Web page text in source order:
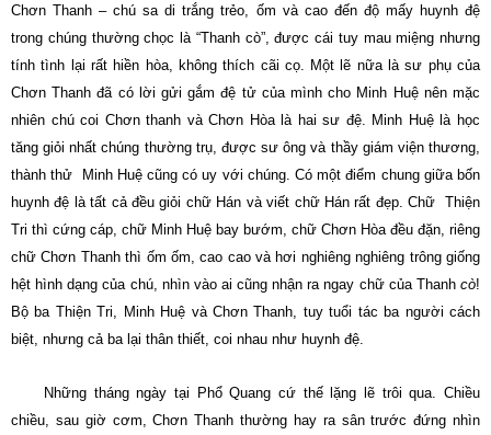
Chơn Thanh – chú sa di trắng trẻo, ốm và cao đến độ mấy huynh đệ
trong chúng thường chọc là “Thanh cò”, được cái tuy mau miệng nhưng
tính tình lại rất hiền hòa, không thích cãi cọ. Một lẽ nữa là sư phụ của
Chơn Thanh đã có lời gửi gắm đệ tử của mình cho Minh Huệ nên mặc
nhiên chú coi Chơn thanh và Chơn Hòa là hai sư đệ. Minh Huệ là học
tăng giỏi nhất chúng thường trụ, được sư ông và thầy giám viện thương,
thành thử Minh Huệ cũng có uy với chúng. Có một điểm chung giữa bốn
huynh đệ là tất cả đều giỏi chữ Hán và viết chữ Hán rất đẹp. Chữ Thiện
Tri thì cứng cáp, chữ Minh Huệ bay bướm, chữ Chơn Hòa đều đặn, riêng
chữ Chơn Thanh thì ốm ốm, cao cao và hơi nghiêng nghiêng trông giống
hệt hình dạng của chú, nhìn vào ai cũng nhận ra ngay chữ của Thanh cò!
Bộ ba Thiện Tri, Minh Huệ và Chơn Thanh, tuy tuổi tác ba người cách
biệt, nhưng cả ba lại thân thiết, coi nhau như huynh đệ.
Những tháng ngày tại Phổ Quang cứ thế lặng lẽ trôi qua. Chiều
chiều, sau giờ cơm, Chơn Thanh thường hay ra sân trước đứng nhìn